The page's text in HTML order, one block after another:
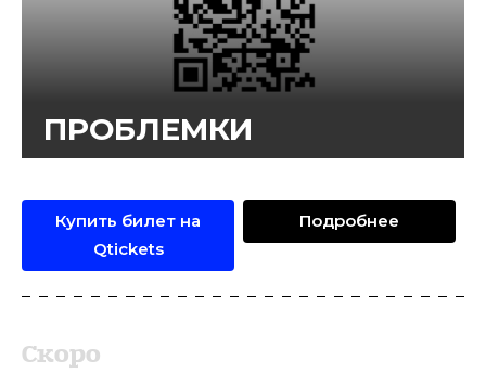
ПРОБЛЕМКИ
Купить билет на
Qtickets
Подробнее
Скоро